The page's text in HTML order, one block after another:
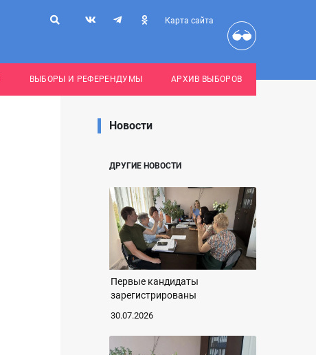
Карта сайта
ВЫБОРЫ И РЕФЕРЕНДУМЫ АРХИВ ВЫБОРОВ
Новости
ДРУГИЕ НОВОСТИ
Первые кандидаты
зарегистрированы
30.07.2026